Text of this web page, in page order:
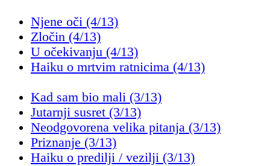
Njene oči (4/13)
Zločin (4/13)
U očekivanju (4/13)
Haiku o mrtvim ratnicima (4/13)
Kad sam bio mali (3/13)
Jutarnji susret (3/13)
Neodgovorena velika pitanja (3/13)
Priznanje (3/13)
Haiku o predilji / vezilji (3/13)